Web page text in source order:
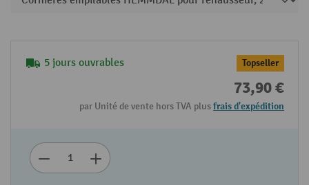
5 jours ouvrables Topseller
73,90 €
par Unité de vente hors TVA plusfrais d'expédition